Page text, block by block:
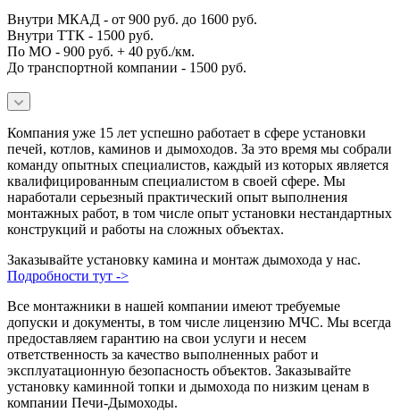
Внутри МКАД - от 900 руб. до 1600 руб.
Внутри ТТК - 1500 руб.
По МО - 900 руб. + 40 руб./км.
До транспортной компании - 1500 руб.
Компания уже 15 лет успешно работает в сфере установки
печей, котлов, каминов и дымоходов. За это время мы собрали
команду опытных специалистов, каждый из которых является
квалифицированным специалистом в своей сфере. Мы
наработали серьезный практический опыт выполнения
монтажных работ, в том числе опыт установки нестандартных
конструкций и работы на сложных объектах.
Заказывайте установку камина и монтаж дымохода у нас.
Подробности тут ->
Все монтажники в нашей компании имеют требуемые
допуски и документы, в том числе лицензию МЧС. Мы всегда
предоставляем гарантию на свои услуги и несем
ответственность за качество выполненных работ и
эксплуатационную безопасность объектов. Заказывайте
установку каминной топки и дымохода по низким ценам в
компании Печи-Дымоходы.